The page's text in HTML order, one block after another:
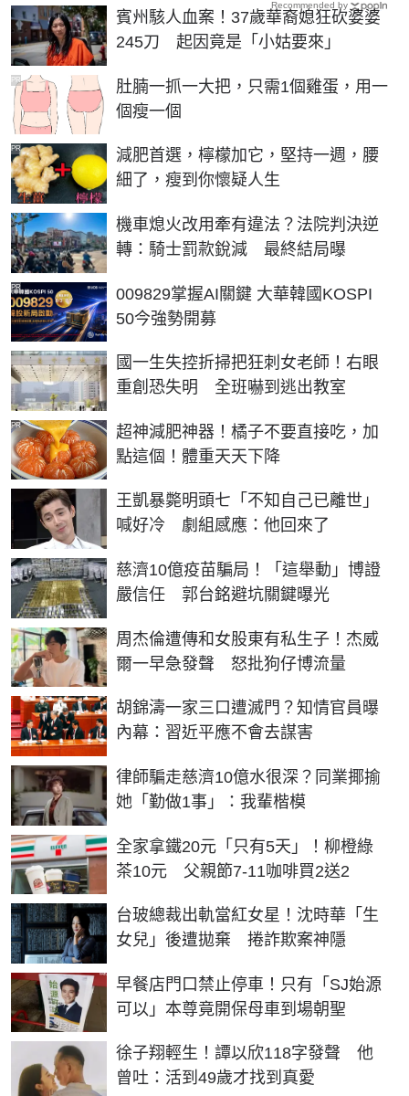
賓州駭人血案！37歲華裔媳狂砍婆婆
245刀 起因竟是「小姑要來」
肚腩一抓一大把，只需1個雞蛋，用一
個瘦一個
PR
減肥首選，檸檬加它，堅持一週，腰
細了，瘦到你懷疑人生
PR
機車熄火改用牽有違法？法院判決逆
轉：騎士罰款銳減 最終結局曝
009829掌握AI關鍵 大華韓國KOSPI
50今強勢開募
PR
國一生失控折掃把狂刺女老師！右眼
重創恐失明 全班嚇到逃出教室
超神減肥神器！橘子不要直接吃，加
點這個！體重天天下降
PR
王凱暴斃明頭七「不知自己已離世」
喊好冷 劇組感應：他回來了
慈濟10億疫苗騙局！「這舉動」博證
嚴信任 郭台銘避坑關鍵曝光
周杰倫遭傳和女股東有私生子！杰威
爾一早急發聲 怒批狗仔博流量
胡錦濤一家三口遭滅門？知情官員曝
內幕：習近平應不會去謀害
律師騙走慈濟10億水很深？同業揶揄
她「勤做1事」：我輩楷模
全家拿鐵20元「只有5天」！柳橙綠
茶10元 父親節7-11咖啡買2送2
台玻總裁出軌當紅女星！沈時華「生
女兒」後遭拋棄 捲詐欺案神隱
早餐店門口禁止停車！只有「SJ始源
可以」本尊竟開保母車到場朝聖
徐子翔輕生！譚以欣118字發聲 他
曾吐：活到49歲才找到真愛
Recommended by